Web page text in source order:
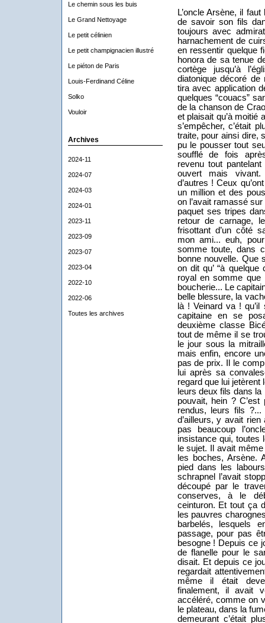
Le chemin sous les buis
Le Grand Nettoyage
Le petit célinien
Le petit champignacien illustré
Le piéton de Paris
Louis-Ferdinand Céline
Solko
Vouloir
Archives
2024-11
2024-07
2024-03
2024-01
2023-11
2023-09
2023-07
2023-04
2022-10
2022-06
Toutes les archives
L’oncle Arsène, il
de savoir son fils
toujours avec
harnachement de
en ressentir quelque
honora de sa tenue
cortège jusqu’à
diatonique décoré
tira avec application
quelques “couacs”
de la chanson de
et plaisait qu’à moitié
s’empêcher, c’était
traite, pour ainsi dire,
pu le pousser tout
soufflé de fois
revenu tout
ouvert mais vivant.
d’autres ! Ceux
un million et des
on l’avait ramassé
paquet ses tripes
retour de carnage,
frisottant d’un côté
mon ami... euh,
somme toute, dans
bonne nouvelle. Que
on dit qu’ “à
royal en somme que
boucherie... Le
belle blessure, la
là ! Veinard va !
capitaine en se
deuxième classe
tout de même il se
le jour sous la
mais enfin, encore
pas de prix. Il le
lui après sa
regard que lui jetèrent
leurs deux fils dans la
pouvait, hein ?
rendus, leurs fils
d’ailleurs, y avait
pas beaucoup
insistance qui, toutes
le sujet. Il avait
les boches, Arsène.
pied dans les
schrapnel l’avait
découpé par le
conserves, à le
ceinturon. Et tout ça
les pauvres
barbelés, lesquels
passage, pour pas
besogne ! Depuis ce
de flanelle pour le
disait. Et depuis ce
regardait
même il était
finalement, il avait
accéléré, comme on
le plateau, dans la
demeurant c’était